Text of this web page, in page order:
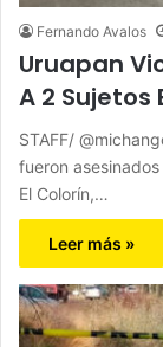
Fernando Avalos
Uruapan
A 2 Sujetos
STAFF/
fueron
El Colorín,…
Leer más »